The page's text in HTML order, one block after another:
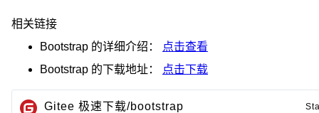
相关链接
Bootstrap 的详细介绍：
点击查看
Bootstrap 的下载地址： 点击下载
Gitee 极速下载/bootstrap